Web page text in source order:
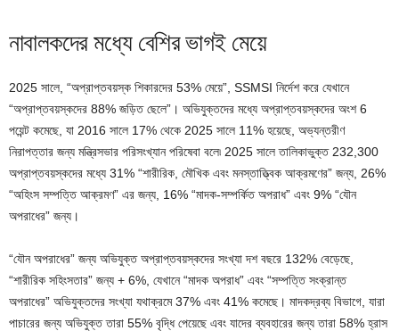
নাবালকদের মধ্যে বেশির ভাগই মেয়ে
2025 সালে, “অপ্রাপ্তবয়স্ক শিকারদের 53% মেয়ে”, SSMSI নির্দেশ করে যেখানে
“অপ্রাপ্তবয়স্কদের 88% জড়িত ছেলে”। অভিযুক্তদের মধ্যে অপ্রাপ্তবয়স্কদের অংশ 6
পয়েন্ট কমেছে, যা 2016 সালে 17% থেকে 2025 সালে 11% হয়েছে, অভ্যন্তরীণ
নিরাপত্তার জন্য মন্ত্রিসভার পরিসংখ্যান পরিষেবা বলে৷ 2025 সালে তালিকাভুক্ত 232,300
অপ্রাপ্তবয়স্কদের মধ্যে 31% “শারীরিক, মৌখিক এবং মনস্তাত্ত্বিক আক্রমণের” জন্য, 26%
“অহিংস সম্পত্তি আক্রমণ” এর জন্য, 16% “মাদক-সম্পর্কিত অপরাধ” এবং 9% “যৌন
অপরাধের” জন্য।
“যৌন অপরাধের” জন্য অভিযুক্ত অপ্রাপ্তবয়স্কদের সংখ্যা দশ বছরে 132% বেড়েছে,
“শারীরিক সহিংসতার” জন্য + 6%, যেখানে “মাদক অপরাধ” এবং “সম্পত্তি সংক্রান্ত
অপরাধের” অভিযুক্তদের সংখ্যা যথাক্রমে 37% এবং 41% কমেছে। মাদকদ্রব্য বিভাগে, যারা
পাচারের জন্য অভিযুক্ত তারা 55% বৃদ্ধি পেয়েছে এবং যাদের ব্যবহারের জন্য তারা 58% হ্রাস